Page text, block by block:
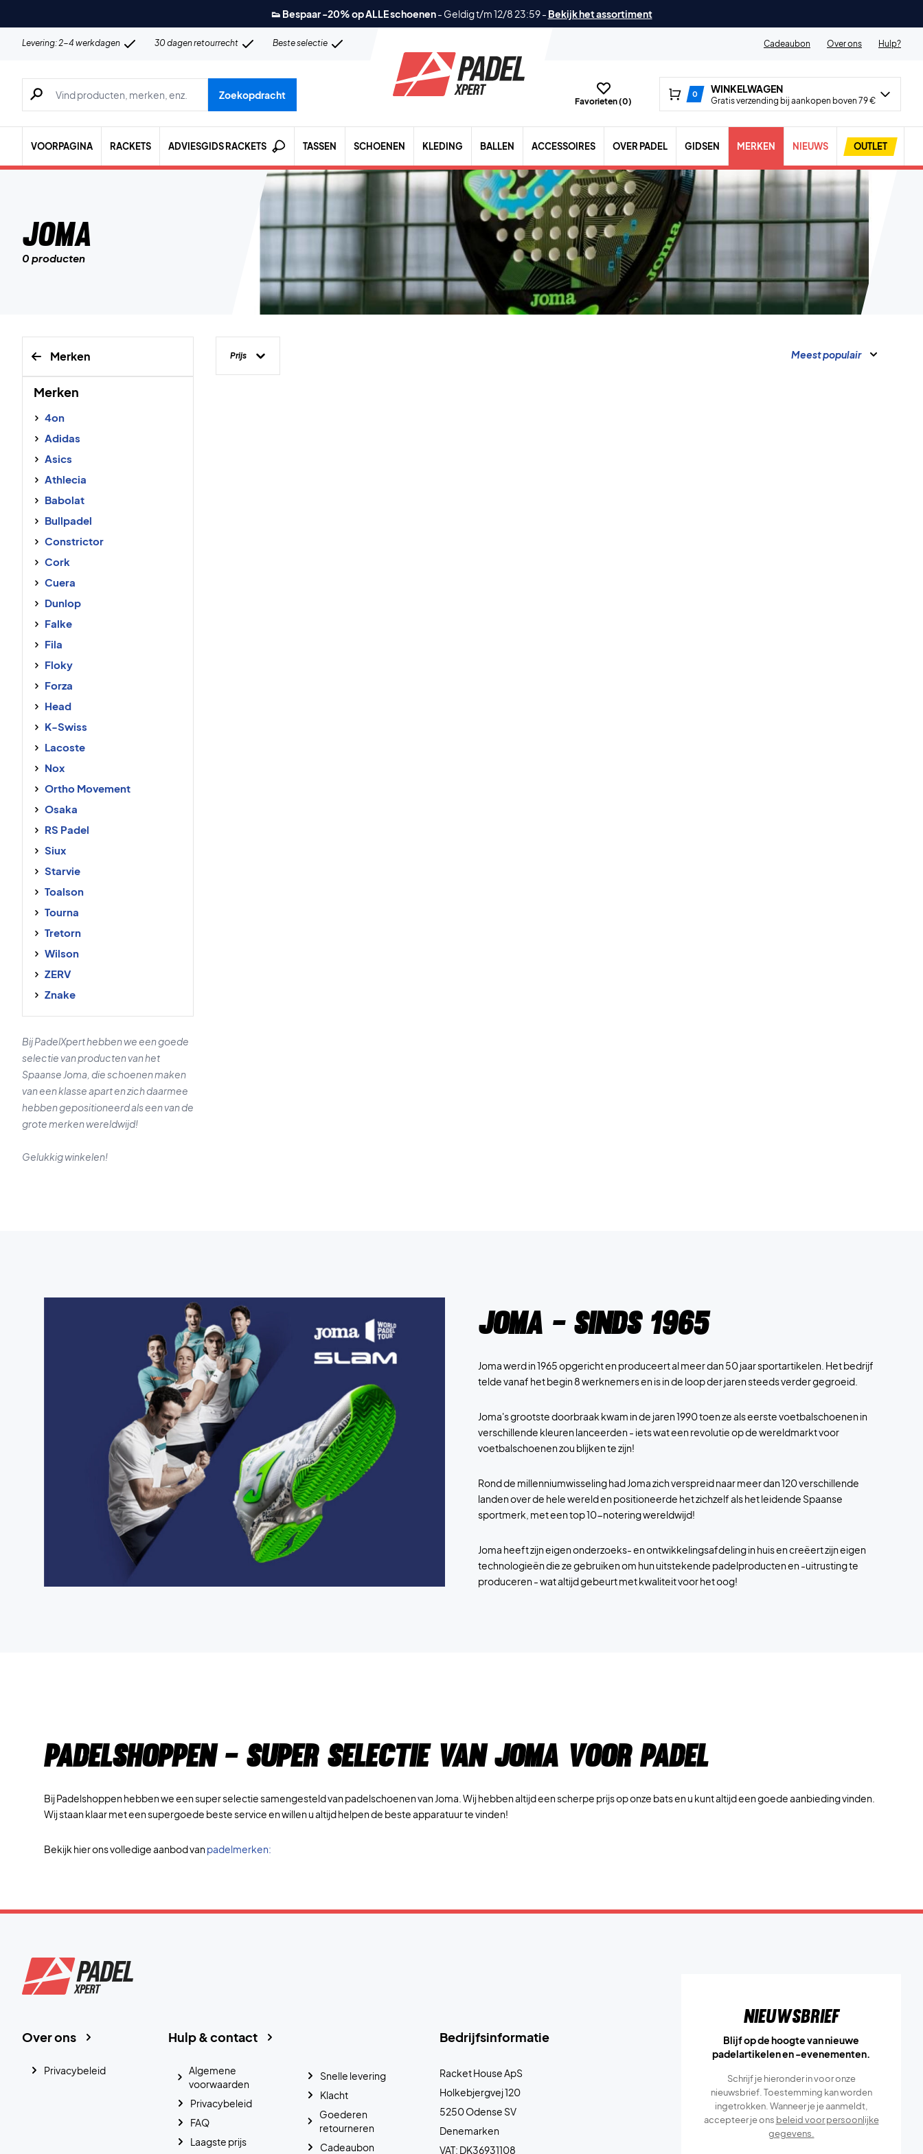
👟 Bespaar -20% op ALLE schoenen- Geldig t/m 12/8 23:59- Bekijk het assortiment
Levering: 2-4 werkdagen 30 dagen retourrecht Beste selectie Cadeaubon Over ons Hulp?
Zoeken naar producten, merken etc.
Zoekopdracht
Favorieten (0)
0 WINKELWAGEN
Gratis verzending bij aankopen boven 79 €
VOORPAGINA RACKETS ADVIESGIDS RACKETS TASSEN SCHOENEN KLEDING BALLEN ACCESSOIRES OVER PADEL GIDSEN MERKEN NIEUWS OUTLET
Joma
0 producten
Merken
Merken
4on
Adidas
Asics
Athlecia
Babolat
Bullpadel
Constrictor
Cork
Cuera
Dunlop
Falke
Fila
Floky
Forza
Head
K-Swiss
Lacoste
Nox
Ortho Movement
Osaka
RS Padel
Siux
Starvie
Toalson
Tourna
Tretorn
Wilson
ZERV
Znake
Bij PadelXpert hebben we een goede
selectie van producten van het
Spaanse Joma, die schoenen maken
van een klasse apart en zich daarmee
hebben gepositioneerd als een van de
grote merken wereldwijd!
Gelukkig winkelen!
Prijs Meest populair
Joma - Sinds 1965
Joma werd in 1965 opgericht en produceert al meer dan 50 jaar sportartikelen. Het bedrijf
telde vanaf het begin 8 werknemers en is in de loop der jaren steeds verder gegroeid.
Joma's grootste doorbraak kwam in de jaren 1990 toen ze als eerste voetbalschoenen in
verschillende kleuren lanceerden - iets wat een revolutie op de wereldmarkt voor
voetbalschoenen zou blijken te zijn!
Rond de millenniumwisseling had Joma zich verspreid naar meer dan 120 verschillende
landen over de hele wereld en positioneerde het zichzelf als het leidende Spaanse
sportmerk, met een top 10-notering wereldwijd!
Joma heeft zijn eigen onderzoeks- en ontwikkelingsafdeling in huis en creëert zijn eigen
technologieën die ze gebruiken om hun uitstekende padelproducten en -uitrusting te
produceren - wat altijd gebeurt met kwaliteit voor het oog!
Padelshoppen - Super selectie van Joma voor padel
Bij Padelshoppen hebben we een super selectie samengesteld van padelschoenen van Joma. Wij hebben altijd een scherpe prijs op onze bats en u kunt altijd een goede aanbieding vinden.
Wij staan klaar met een supergoede beste service en willen u altijd helpen de beste apparatuur te vinden!
Bekijk hier ons volledige aanbod van padelmerken:
Bedrijfsinformatie
Racket House ApS
Holkebjergvej 120
5250 Odense SV
Denemarken
VAT: DK36931108
Hulp & contact
Algemene
voorwaarden
Privacybeleid
FAQ
Laagste prijs
Snelle levering
Klacht
Goederen
retourneren
Cadeaubon
Over ons
Privacybeleid
Nieuwsbrief
Blijf op de hoogte van nieuwe
padelartikelen en -evenementen.
Schrijf je hieronder in voor onze
nieuwsbrief. Toestemming kan worden
ingetrokken. Wanneer je je aanmeldt,
accepteer je ons beleid voor persoonlijke
gegevens.